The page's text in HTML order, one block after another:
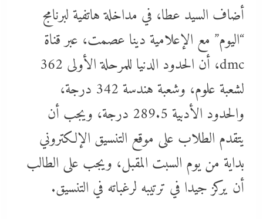
أضاف السيد عطا، في مداخلة هاتفية لبرنامج
“اليوم” مع الإعلامية دينا عصمت، عبر قناة
dmc، أن الحدود الدنيا للمرحلة الأولى 362
لشعبة علوم، وشعبة هندسة 342 درجة،
والحدود الأدبية 289.5 درجة، ويجب أن
يتقدم الطلاب على موقع التنسيق الإلكتروني
بداية من يوم السبت المقبل، ويجب على الطالب
أن يركز جيدا في ترتيبه لرغباته في التنسيق.